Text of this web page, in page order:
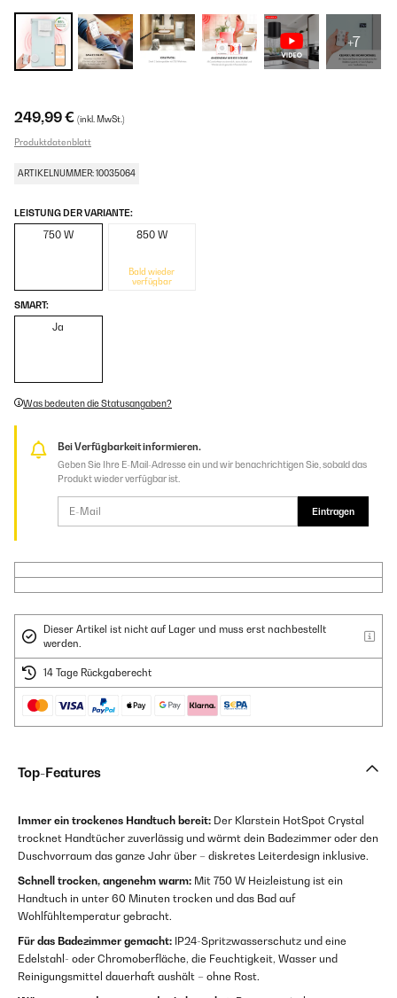
+7
249,99 € (inkl. MwSt.)
Produktdatenblatt
ARTIKELNUMMER: 10035064
LEISTUNG DER VARIANTE:
750 W 850 W
Bald wieder
verfügbar
SMART:
Ja
Was bedeuten die Statusangaben?
Bei Verfügbarkeit informieren.
Geben Sie Ihre E-Mail-Adresse ein und wir benachrichtigen Sie, sobald das
Produkt wieder verfügbar ist.
Eintragen
Dieser Artikel ist nicht auf Lager und muss erst nachbestellt
werden.
14 Tage Rückgaberecht
Top-Features
Immer ein trockenes Handtuch bereit: Der Klarstein HotSpot Crystal
trocknet Handtücher zuverlässig und wärmt dein Badezimmer oder den
Duschvorraum das ganze Jahr über – diskretes Leiterdesign inklusive.
Schnell trocken, angenehm warm: Mit 750 W Heizleistung ist ein
Handtuch in unter 60 Minuten trocken und das Bad auf
Wohlfühltemperatur gebracht.
Für das Badezimmer gemacht: IP24-Spritzwasserschutz und eine
Edelstahl- oder Chromoberfläche, die Feuchtigkeit, Wasser und
Reinigungsmittel dauerhaft aushält – ohne Rost.